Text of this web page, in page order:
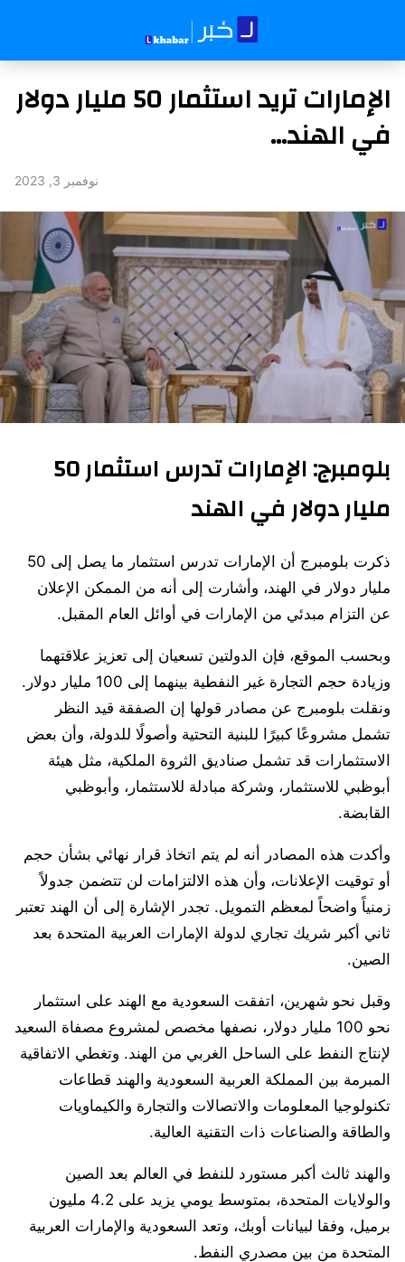
الإمارات تريد استثمار 50 مليار دولار
في الهند…
نوفمبر 3, 2023
بلومبرج: الإمارات تدرس استثمار 50
مليار دولار في الهند
ذكرت بلومبرج أن الإمارات تدرس استثمار ما يصل إلى 50
مليار دولار في الهند، وأشارت إلى أنه من الممكن الإعلان
عن التزام مبدئي من الإمارات في أوائل العام المقبل.
وبحسب الموقع، فإن الدولتين تسعيان إلى تعزيز علاقتهما
وزيادة حجم التجارة غير النفطية بينهما إلى 100 مليار دولار.
ونقلت بلومبرج عن مصادر قولها إن الصفقة قيد النظر
تشمل مشروعًا كبيرًا للبنية التحتية وأصولًا للدولة، وأن بعض
الاستثمارات قد تشمل صناديق الثروة الملكية، مثل هيئة
أبوظبي للاستثمار، وشركة مبادلة للاستثمار، وأبوظبي
القابضة.
وأكدت هذه المصادر أنه لم يتم اتخاذ قرار نهائي بشأن حجم
أو توقيت الإعلانات، وأن هذه الالتزامات لن تتضمن جدولاً
زمنياً واضحاً لمعظم التمويل. تجدر الإشارة إلى أن الهند تعتبر
ثاني أكبر شريك تجاري لدولة الإمارات العربية المتحدة بعد
الصين.
وقبل نحو شهرين، اتفقت السعودية مع الهند على استثمار
نحو 100 مليار دولار، نصفها مخصص لمشروع مصفاة السعيد
لإنتاج النفط على الساحل الغربي من الهند. وتغطي الاتفاقية
المبرمة بين المملكة العربية السعودية والهند قطاعات
تكنولوجيا المعلومات والاتصالات والتجارة والكيماويات
والطاقة والصناعات ذات التقنية العالية.
والهند ثالث أكبر مستورد للنفط في العالم بعد الصين
والولايات المتحدة، بمتوسط ​​يومي يزيد على 4.2 مليون
برميل، وفقا لبيانات أوبك، وتعد السعودية والإمارات العربية
المتحدة من بين مصدري النفط.